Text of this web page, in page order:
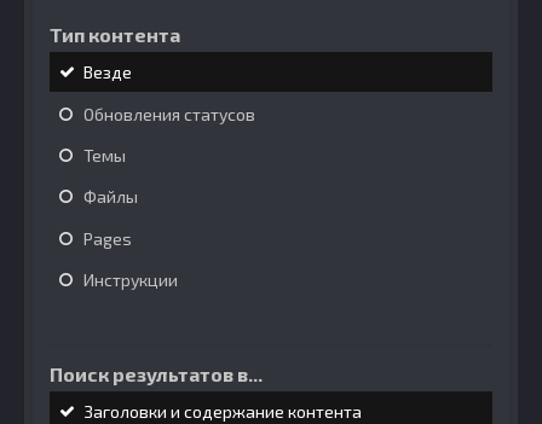
Тип контента
Везде
Обновления статусов
Темы
Файлы
Pages
Инструкции
Поиск результатов в...
Заголовки и содержание контента